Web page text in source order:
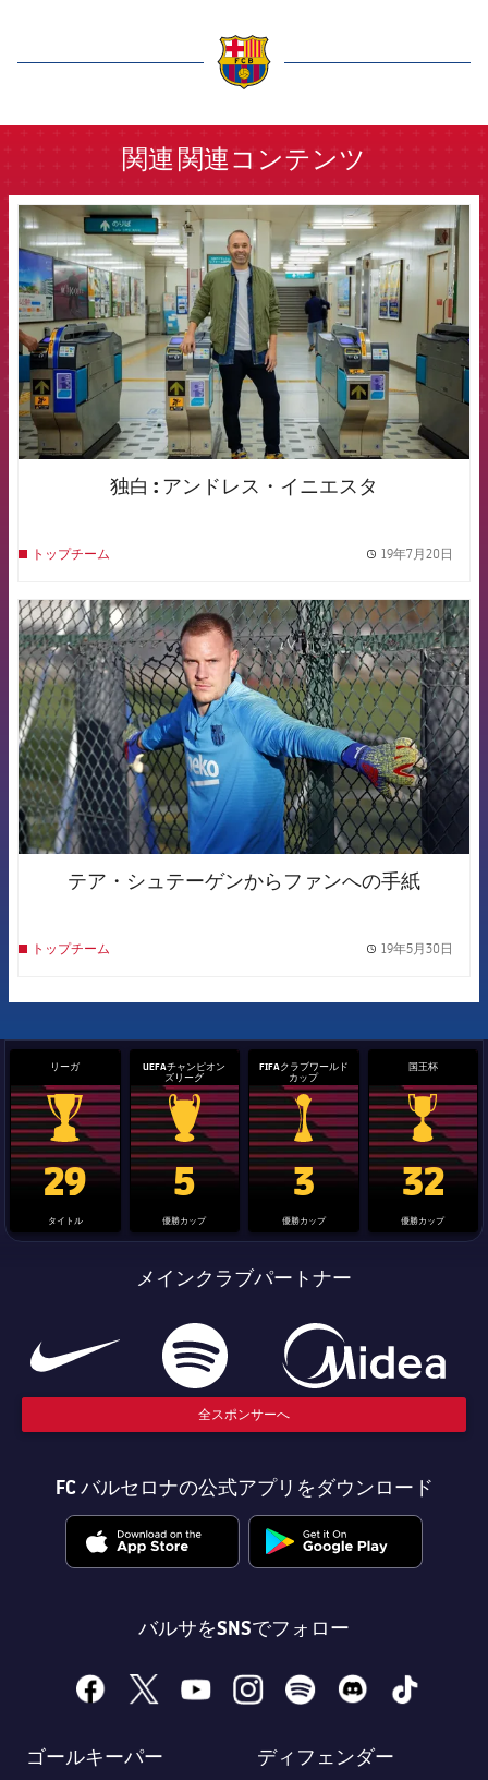
関連 関連コンテンツ
FCB Barcelona badge
独白 : アンドレス・イニエスタ
トップチーム 19年7月20日
FCB Barcelona badge
テア・シュテーゲンからファンへの手紙
トップチーム 19年5月30日
リーガ
La Liga trophy
29
タイトル
UEFAチャンピオン
ズリーグ
Champions League trophy
5
優勝カップ
FIFAクラブワールド
カップ
label.aria.clubworldcup
3
優勝カップ
国王杯
国王杯
32
優勝カップ
メインクラブパートナー
全スポンサーへ
FC バルセロナの公式アプリをダウンロード
バルサをSNSでフォロー
facebook
x youtubeinstagramspotify discord tiktok
ゴールキーパー ディフェンダー